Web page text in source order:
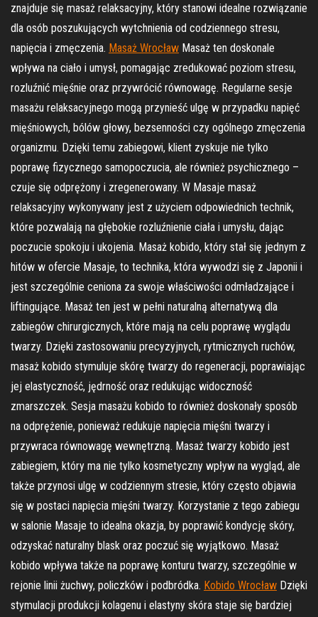
znajduje się masaż relaksacyjny, który stanowi idealne rozwiązanie
dla osób poszukujących wytchnienia od codziennego stresu,
napięcia i zmęczenia. Masaż Wrocław Masaż ten doskonale
wpływa na ciało i umysł, pomagając zredukować poziom stresu,
rozluźnić mięśnie oraz przywrócić równowagę. Regularne sesje
masażu relaksacyjnego mogą przynieść ulgę w przypadku napięć
mięśniowych, bólów głowy, bezsenności czy ogólnego zmęczenia
organizmu. Dzięki temu zabiegowi, klient zyskuje nie tylko
poprawę fizycznego samopoczucia, ale również psychicznego –
czuje się odprężony i zregenerowany. W Masaje masaż
relaksacyjny wykonywany jest z użyciem odpowiednich technik,
które pozwalają na głębokie rozluźnienie ciała i umysłu, dając
poczucie spokoju i ukojenia. Masaż kobido, który stał się jednym z
hitów w ofercie Masaje, to technika, która wywodzi się z Japonii i
jest szczególnie ceniona za swoje właściwości odmładzające i
liftingujące. Masaż ten jest w pełni naturalną alternatywą dla
zabiegów chirurgicznych, które mają na celu poprawę wyglądu
twarzy. Dzięki zastosowaniu precyzyjnych, rytmicznych ruchów,
masaż kobido stymuluje skórę twarzy do regeneracji, poprawiając
jej elastyczność, jędrność oraz redukując widoczność
zmarszczek. Sesja masażu kobido to również doskonały sposób
na odprężenie, ponieważ redukuje napięcia mięśni twarzy i
przywraca równowagę wewnętrzną. Masaż twarzy kobido jest
zabiegiem, który ma nie tylko kosmetyczny wpływ na wygląd, ale
także przynosi ulgę w codziennym stresie, który często objawia
się w postaci napięcia mięśni twarzy. Korzystanie z tego zabiegu
w salonie Masaje to idealna okazja, by poprawić kondycję skóry,
odzyskać naturalny blask oraz poczuć się wyjątkowo. Masaż
kobido wpływa także na poprawę konturu twarzy, szczególnie w
rejonie linii żuchwy, policzków i podbródka. Kobido Wrocław Dzięki
stymulacji produkcji kolagenu i elastyny skóra staje się bardziej